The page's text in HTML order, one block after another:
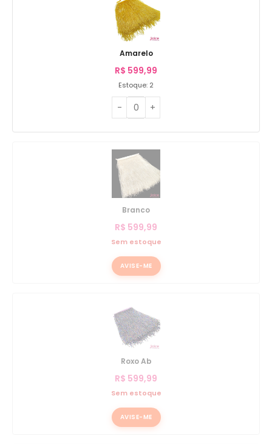
Amarelo
R$ 599,99
Estoque: 2
Branco
R$ 599,99
Sem estoque
AVISE-ME
Roxo Ab
R$ 599,99
Sem estoque
AVISE-ME